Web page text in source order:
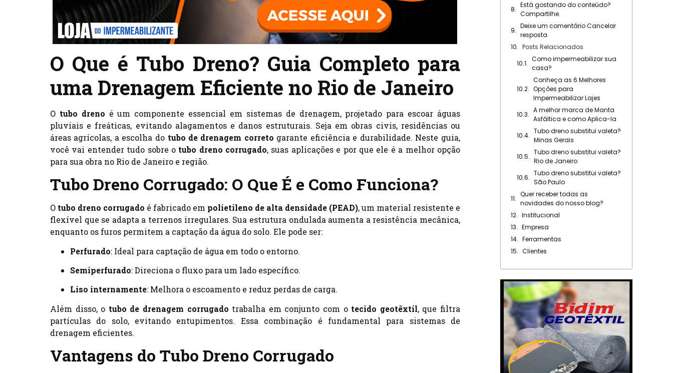
O Que é Tubo Dreno? Guia Completo para
uma Drenagem Eficiente no Rio de Janeiro
O tubo dreno é um componente essencial em sistemas de drenagem, projetado para escoar águas
pluviais e freáticas, evitando alagamentos e danos estruturais. Seja em obras civis, residências ou
áreas agrícolas, a escolha do tubo de drenagem correto garante eficiência e durabilidade. Neste guia,
você vai entender tudo sobre o tubo dreno corrugado, suas aplicações e por que ele é a melhor opção
para sua obra no Rio de Janeiro e região.
Tubo Dreno Corrugado: O Que É e Como Funciona?
O tubo dreno corrugado é fabricado em polietileno de alta densidade (PEAD), um material resistente e
flexível que se adapta a terrenos irregulares. Sua estrutura ondulada aumenta a resistência mecânica,
enquanto os furos permitem a captação da água do solo. Ele pode ser:
Perfurado: Ideal para captação de água em todo o entorno.
Semiperfurado: Direciona o fluxo para um lado específico.
Liso internamente: Melhora o escoamento e reduz perdas de carga.
Além disso, o tubo de drenagem corrugado trabalha em conjunto com o tecido geotêxtil, que filtra
partículas do solo, evitando entupimentos. Essa combinação é fundamental para sistemas de
drenagem eficientes.
Vantagens do Tubo Dreno Corrugado
Está gostando do conteúdo?
Compartilhe.
Deixe um comentário Cancelar
resposta
Posts Relacionados
Como impermeabilizar sua
casa?
Conheça as 6 Melhores
Opções para
Impermeabilizar Lajes
A melhor marca de Manta
Asfáltica e como Aplica-la
Tubo dreno substitui valeta?
Minas Gerais
Tubo dreno substitui valeta?
Rio de Janeiro
Tubo dreno substitui valeta?
São Paulo
Quer receber todas as
novidades do nosso blog?
Institucional
Empresa
Ferramentas
Clientes